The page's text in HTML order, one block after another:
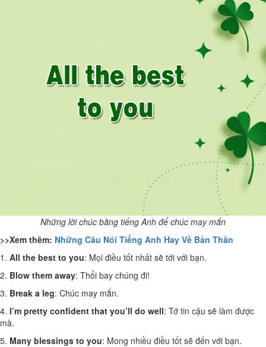
Những lời chúc bằng tiếng Anh để chúc may mắn
>>Xem thêm: Những Câu Nói Tiếng Anh Hay Về Bản Thân
1. All the best to you: Mọi điều tốt nhất sẽ tới với bạn.
2. Blow them away: Thổi bay chúng đi!
3. Break a leg: Chúc may mắn.
4. I’m pretty confident that you’ll do well: Tớ tin cậu sẽ làm được
mà.
5. Many blessings to you: Mong nhiều điều tốt sẽ đến với bạn.